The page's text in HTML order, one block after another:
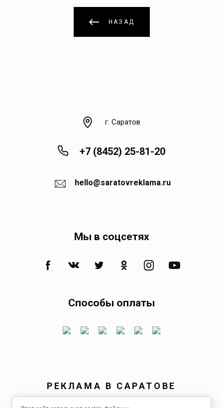
Каменский
Комсомольское
Кочетное
НАЗАД
РЕКЛАМА В САРАТОВЕ
г. Саратов
+7 (8452) 25-81-20
hello@saratovreklama.ru
Мы в соцсетях
Способы оплаты